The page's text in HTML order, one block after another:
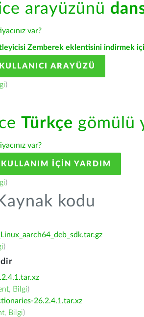
arayüzünü
var?
Zemberek eklentisini indirmek
ARAYÜZÜ
)
Türkçe gömülü
var?
IÇIN YARDIM
)
kodu
)
, Bilgi)
26.2.4.1.tar.xz
, Bilgi)